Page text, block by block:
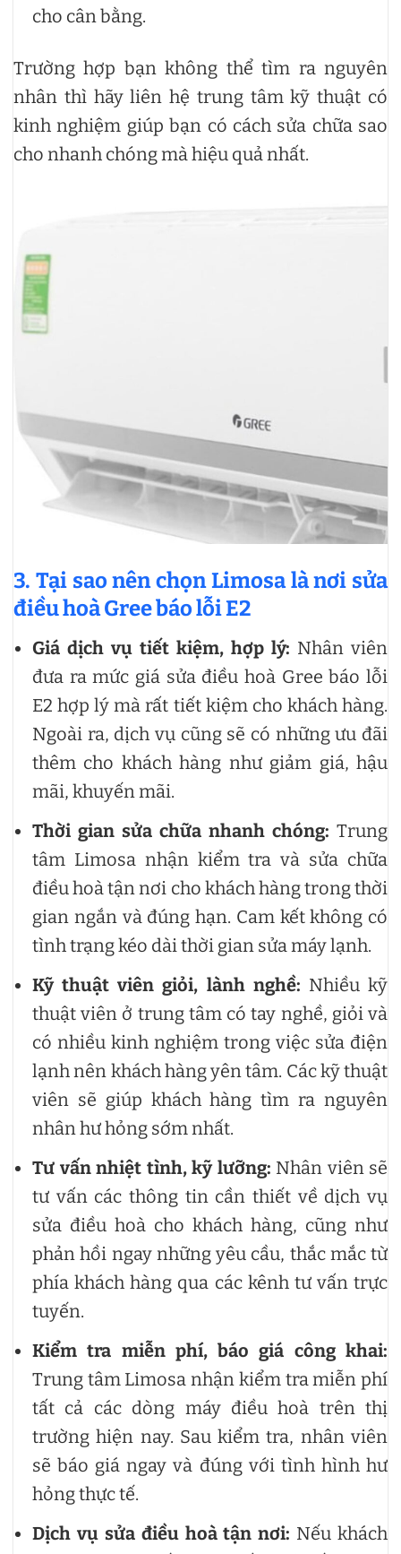
cho cân bằng.
Trường hợp bạn không thể tìm ra nguyên
nhân thì hãy liên hệ trung tâm kỹ thuật có
kinh nghiệm giúp bạn có cách sửa chữa sao
cho nhanh chóng mà hiệu quả nhất.
3. Tại sao nên chọn Limosa là nơi sửa
điều hoà Gree báo lỗi E2
Giá dịch vụ tiết kiệm, hợp lý: Nhân viên
đưa ra mức giá sửa điều hoà Gree báo lỗi
E2 hợp lý mà rất tiết kiệm cho khách hàng.
Ngoài ra, dịch vụ cũng sẽ có những ưu đãi
thêm cho khách hàng như giảm giá, hậu
mãi, khuyến mãi.
Thời gian sửa chữa nhanh chóng: Trung
tâm Limosa nhận kiểm tra và sửa chữa
điều hoà tận nơi cho khách hàng trong thời
gian ngắn và đúng hạn. Cam kết không có
tình trạng kéo dài thời gian sửa máy lạnh.
Kỹ thuật viên giỏi, lành nghề: Nhiều kỹ
thuật viên ở trung tâm có tay nghề, giỏi và
có nhiều kinh nghiệm trong việc sửa điện
lạnh nên khách hàng yên tâm. Các kỹ thuật
viên sẽ giúp khách hàng tìm ra nguyên
nhân hư hỏng sớm nhất.
Tư vấn nhiệt tình, kỹ lưỡng: Nhân viên sẽ
tư vấn các thông tin cần thiết về dịch vụ
sửa điều hoà cho khách hàng, cũng như
phản hồi ngay những yêu cầu, thắc mắc từ
phía khách hàng qua các kênh tư vấn trực
tuyến.
Kiểm tra miễn phí, báo giá công khai:
Trung tâm Limosa nhận kiểm tra miễn phí
tất cả các dòng máy điều hoà trên thị
trường hiện nay. Sau kiểm tra, nhân viên
sẽ báo giá ngay và đúng với tình hình hư
hỏng thực tế.
Dịch vụ sửa điều hoà tận nơi: Nếu khách